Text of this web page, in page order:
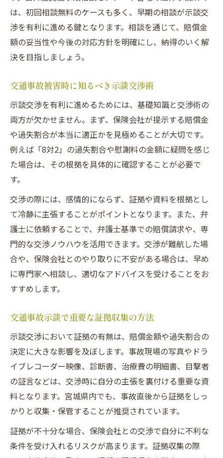
交通事故専門の弁護士無料相談のメリット
は、初回相談無料のケースも多く、早期の相談が示談交
渉を有利に進める鍵となります。相談を通じて、賠償金
額の妥当性や今後の対応方針を明確にし、納得のいく解
決を目指しましょう。
交通事故被害時に知るべき示談交渉術
示談交渉を有利に進めるためには、基礎知識と交渉術の
両方が欠かせません。まず、保険会社が提示する賠償金
や過失割合が本当に適正かを見極めることが大切です。
例えば「8対2」の過失割合や慰謝料の金額に疑問を感じ
た場合は、その根拠を具体的に確認することが必要で
す。
交渉の際には、感情的にならず、証拠や資料を根拠とし
て冷静に主張することがポイントとなります。また、弁
護士に依頼することで、弁護士基準での賠償請求や、専
門的な交渉ノウハウを活用できます。交渉が難航した場
合や、保険会社とのやり取りに不安がある場合は、早め
に専門家へ相談し、適切なアドバイスを受けることをお
すすめします。
交通事故示談で重要な証拠収集の方法
示談交渉において証拠の有無は、賠償金額や過失割合の
決定に大きな影響を及ぼします。事故現場の写真やドラ
イブレコーダー映像、診断書、治療費の明細書、目撃者
の証言などは、交渉時に自分の主張を裏付ける重要な資
料となります。宮城県内でも、事故直後から証拠をしっ
かりと収集・保管することが推奨されています。
証拠が不十分な場合、保険会社との交渉で自分に不利な
条件を受け入れるリスクが高まります。証拠収集の際